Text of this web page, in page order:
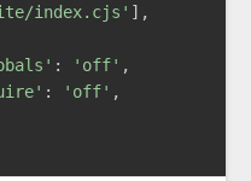
index.cjs' ],
: 'off' ,
: 'off' ,